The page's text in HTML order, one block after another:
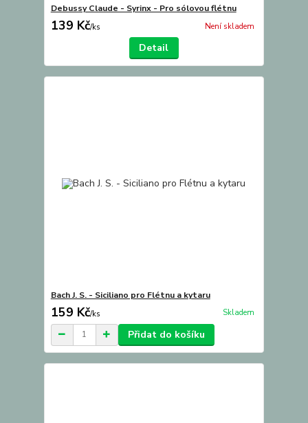
Debussy Claude - Syrinx - Pro sólovou flétnu
139 Kč/ks Není skladem
Detail
Bach J. S. - Siciliano pro Flétnu a kytaru
159 Kč/ks Skladem
Přidat do košíku